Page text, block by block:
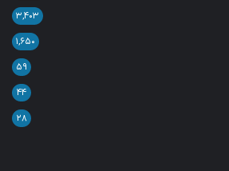
۳,۴۰۳
۱,۶۵۰
۵۹
۴۴
۲۸